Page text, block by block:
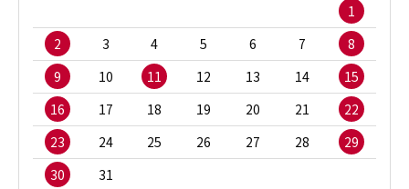
1
2
3 4 5 6 7
8
9
10 11 12 13 14
15
16
17 18 19 20 21
22
23
24 25 26 27 28
29
30
31